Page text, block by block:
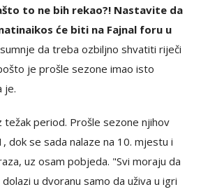
to ne bih rekao?! Nastavite da
će biti na Fajnal foru u
da treba ozbiljno shvatiti riječi
je prošle sezone imao isto
je.
težak period. Prošle sezone njihov
dok se sada nalaze na 10. mjestu i
uz osam pobjeda. "Svi moraju da
u dvoranu samo da uživa u igri